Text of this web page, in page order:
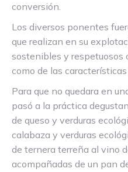
conversión.
Los diversos ponentes
que realizan en su
sostenibles y respetuosos
como de las
Para que no quedara en
pasó a la práctica
de queso y verduras
calabaza y verduras
de ternera terreña al vino
acompañadas de un pan